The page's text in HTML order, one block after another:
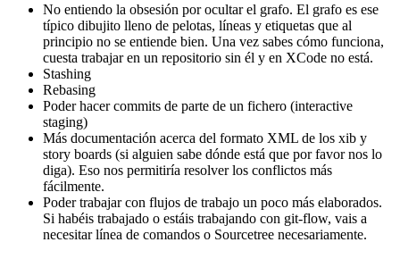
No entiendo la obsesión por ocultar el grafo. El grafo es ese
típico dibujito lleno de pelotas, líneas y etiquetas que al
principio no se entiende bien. Una vez sabes cómo funciona,
cuesta trabajar en un repositorio sin él y en XCode no está.
Stashing
Rebasing
Poder hacer commits de parte de un fichero (interactive
staging)
Más documentación acerca del formato XML de los xib y
story boards (si alguien sabe dónde está que por favor nos lo
diga). Eso nos permitiría resolver los conflictos más
fácilmente.
Poder trabajar con flujos de trabajo un poco más elaborados.
Si habéis trabajado o estáis trabajando con git-flow, vais a
necesitar línea de comandos o Sourcetree necesariamente.